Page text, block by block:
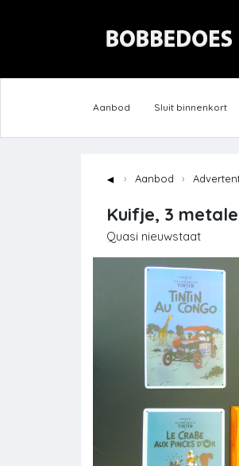
Aanbod Sluit binnenkort
◄ Aanbod
Kuifje, 3
Quasi nieuwstaat